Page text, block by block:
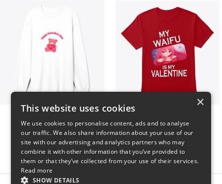
×
This website uses cookies
We use cookies to personalise content, ads and to analyse
our traffic. We also share information about your use of our
site with our advertising and analytics partners who may
combine it with other information that you’ve provided to
them or that they’ve collected from your use of their services.
Read more
SHOW DETAILS